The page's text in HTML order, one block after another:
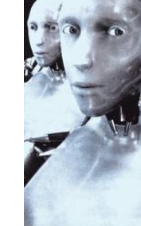
Contato